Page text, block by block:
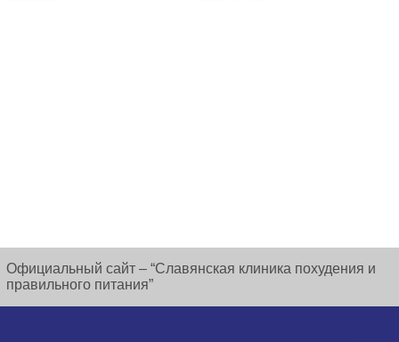
Официальный сайт – “Славянская клиника похудения и
правильного питания”